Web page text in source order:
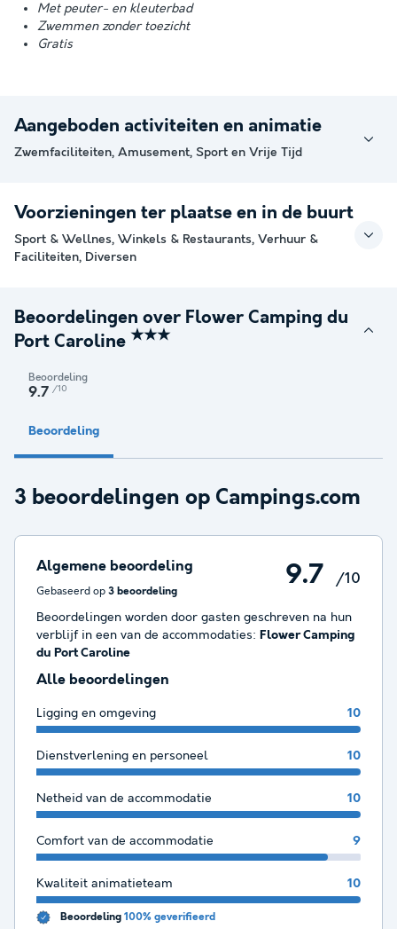
Met peuter- en kleuterbad
Zwemmen zonder toezicht
Gratis
Aangeboden activiteiten en animatie
Zwemfaciliteiten, Amusement, Sport en Vrije Tijd
Voorzieningen ter plaatse en in de buurt
Sport & Wellnes, Winkels & Restaurants, Verhuur &
Faciliteiten, Diversen
Beoordelingen over Flower Camping du
Port Caroline ★★★
Beoordeling
9.7 /10
Beoordeling
3 beoordelingen op Campings.com
Algemene beoordeling
Gebaseerd op 3 beoordeling
9.7 /10
Beoordelingen worden door gasten geschreven na hun
verblijf in een van de accommodaties: Flower Camping
du Port Caroline
Alle beoordelingen
Ligging en omgeving 10
Dienstverlening en personeel 10
Netheid van de accommodatie 10
Comfort van de accommodatie 9
Kwaliteit animatieteam 10
Beoordeling 100% geverifieerd